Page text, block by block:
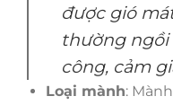
được gió
thường ngồi
công, cảm
Loại mành: